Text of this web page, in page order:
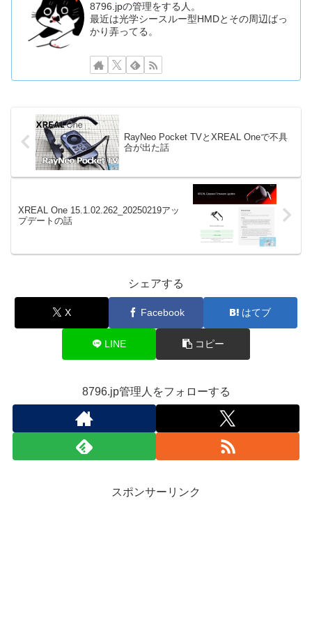
8796.jpの管理をする人。
最近は光学シースルー型HMDとその周辺ばっ
かり弄ってる。
RayNeo Pocket TVとXREAL Oneで不具
合が出た話
XREAL One 15.1.02.262_20250219アッ
プデートの話
シェアする
X Facebook はてブ
LINE コピー
8796.jp管理人をフォローする
スポンサーリンク